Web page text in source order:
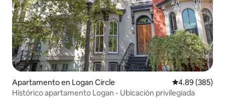
Apartamento en Logan Circle Calificación
4.89 (385)
Histórico apartamento Logan - Ubicación privilegiada